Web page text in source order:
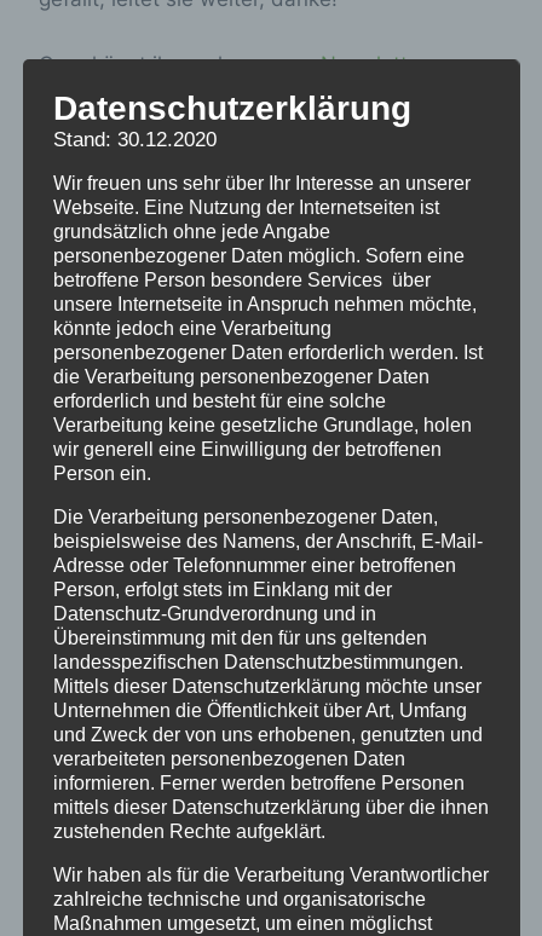
Gern könnt ihr auch unserenNewsletter
bestellen.
Verschickungsgeschichte aufschreiben,
fühlen wir uns verantwortlich, gleichzeitig
sehen wir eure Erinnerungen als ein
Geschenk an uns an, das uns verpflichtet,
dafür zu kämpfen, dass das Unrecht, was uns
als Kindern passiert ist, restlos aufgeklärt
wird, den Hintergründen nachgegangen wird
und Politik und Trägerlandschaft auch ihre
Verantwortung erkennen.
Die auf dieser Seite öffentlich eingestellten
Erinnerungs-Berichte wurden ausdrücklich der
Webseite der „Initiative Verschickungskinder“
(www.verschickungsheime.de) als ZEUGNISSE
freigeben und nur für diese Seiten autorisiert.
Wer daraus ohne Quellenangabe und
Genehmigung der Initiative
Verschickungskinder e.V. oder des AEKV e.V.
zitiert, verstößt gegen das Urheberrecht.
nur initialisiert genannt werden. Genehmigung
unter: aekv@verschickungsheime.de erfragen
Datenschutzerklärung
Stand: 30.12.2020
Wir freuen uns sehr über Ihr Interesse an unserer
Webseite. Eine Nutzung der Internetseiten ist
grundsätzlich ohne jede Angabe
personenbezogener Daten möglich. Sofern eine
betroffene Person besondere Services über
unsere Internetseite in Anspruch nehmen möchte,
könnte jedoch eine Verarbeitung
personenbezogener Daten erforderlich werden. Ist
die Verarbeitung personenbezogener Daten
erforderlich und besteht für eine solche
Verarbeitung keine gesetzliche Grundlage, holen
wir generell eine Einwilligung der betroffenen
Person ein.
Die Verarbeitung personenbezogener Daten,
beispielsweise des Namens, der Anschrift, E-Mail-
Adresse oder Telefonnummer einer betroffenen
Person, erfolgt stets im Einklang mit der
Datenschutz-Grundverordnung und in
Übereinstimmung mit den für uns geltenden
landesspezifischen Datenschutzbestimmungen.
Mittels dieser Datenschutzerklärung möchte unser
Unternehmen die Öffentlichkeit über Art, Umfang
und Zweck der von uns erhobenen, genutzten und
verarbeiteten personenbezogenen Daten
informieren. Ferner werden betroffene Personen
mittels dieser Datenschutzerklärung über die ihnen
zustehenden Rechte aufgeklärt.
Wir haben als für die Verarbeitung Verantwortlicher
zahlreiche technische und organisatorische
Maßnahmen umgesetzt, um einen möglichst